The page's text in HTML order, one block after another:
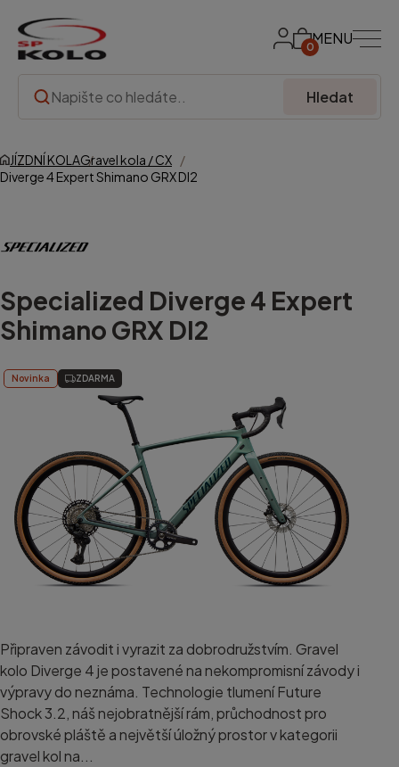
0MENU
Hledat
JÍZDNÍ KOLAGravel kola / CX
Diverge 4 Expert Shimano GRX DI2
Specialized Diverge 4 Expert
Shimano GRX DI2
Novinka ZDARMA
Připraven závodit i vyrazit za dobrodružstvím. Gravel
kolo Diverge 4 je postavené na nekompromisní závody i
výpravy do neznáma. Technologie tlumení Future
Shock 3.2, náš nejobratnější rám, průchodnost pro
obrovské pláště a největší úložný prostor v kategorii
gravel kol na...